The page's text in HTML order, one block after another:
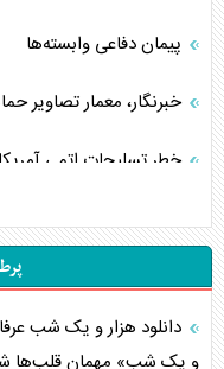
پیمان دفاعی‌ وابسته‌ها
خبرنگار، معمار تصاویر
خطر تسلیحات اتمی
چگونه عربستان برابر
جاده ابریشم فضایی/
انصارالله و تثبیت
دانلود هزار و یک شب
و یک شب» مهمان قلب‌ها